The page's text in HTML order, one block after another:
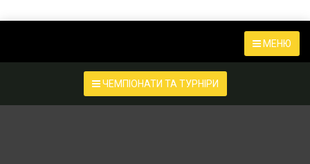
МЕНЮ
ЧЕМПІОНАТИ ТА ТУРНІРИ